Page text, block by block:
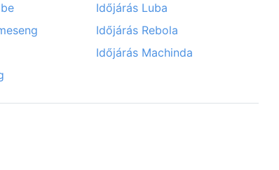
Időjárás Luba
Időjárás Rebola
Időjárás Machinda